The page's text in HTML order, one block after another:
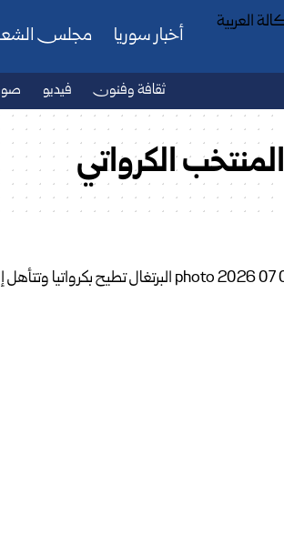
أخبار سوريا مجلس
ثقافة وفنون فيديو
المنتخب الكرواتي